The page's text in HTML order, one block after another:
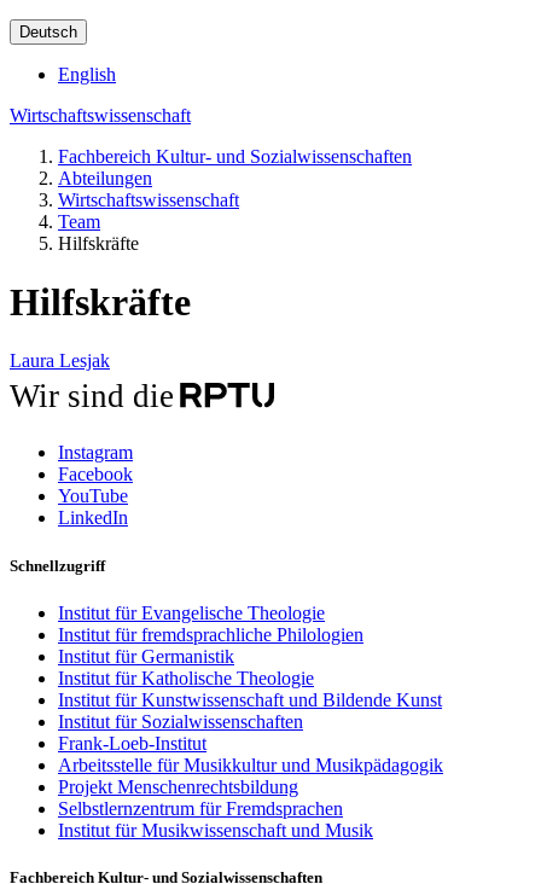
Deutsch
English
Wirtschaftswissenschaft
Fachbereich Kultur- und Sozialwissenschaften
Abteilungen
Wirtschaftswissenschaft
Team
Hilfskräfte
Hilfskräfte
Laura Lesjak
Wir sind die
Instagram
Facebook
YouTube
LinkedIn
Schnellzugriff
Institut für Evangelische Theologie
Institut für fremdsprachliche Philologien
Institut für Germanistik
Institut für Katholische Theologie
Institut für Kunstwissenschaft und Bildende Kunst
Institut für Sozialwissenschaften
Frank-Loeb-Institut
Arbeitsstelle für Musikkultur und Musikpädagogik
Projekt Menschenrechtsbildung
Selbstlernzentrum für Fremdsprachen
Institut für Musikwissenschaft und Musik
Fachbereich Kultur- und Sozialwissenschaften